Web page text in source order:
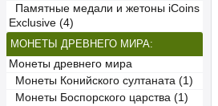
Памятные медали и жетоны iCoins
Exclusive (4)
МОНЕТЫ ДРЕВНЕГО МИРА:
Монеты древнего мира
Монеты Конийского султаната (1)
Монеты Боспорского царства (1)